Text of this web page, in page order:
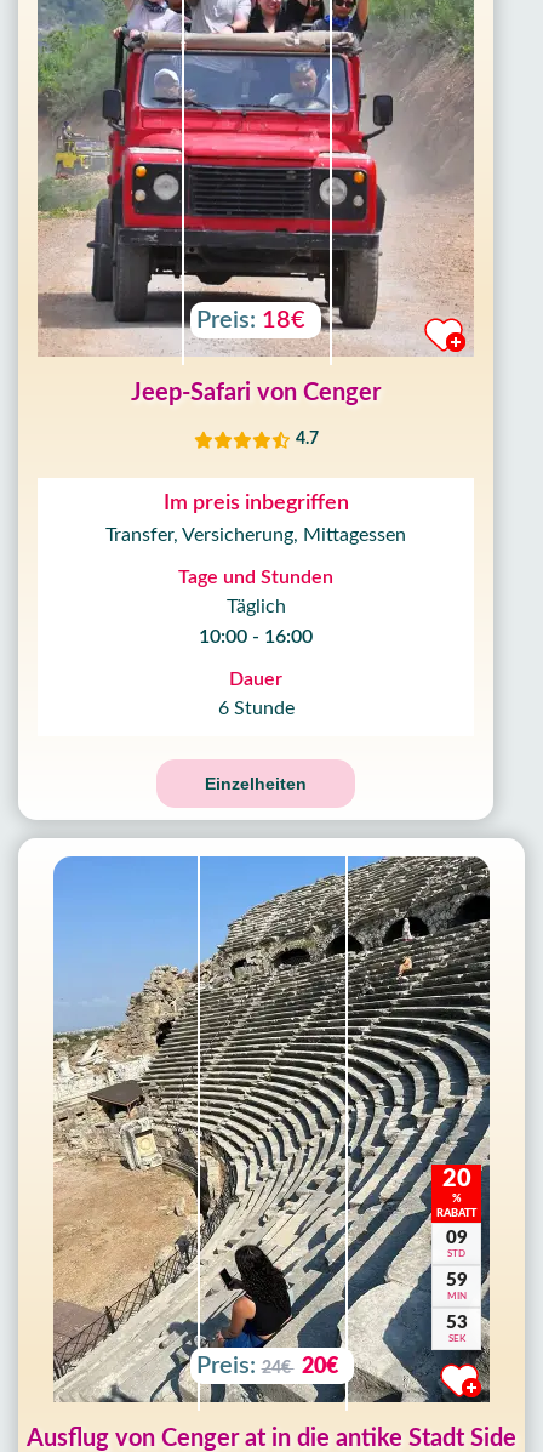
Preis: 18€
Jeep-Safari von Cenger
4.7
Im preis inbegriffen
Transfer, Versicherung, Mittagessen
Tage und Stunden
Täglich
10:00 - 16:00
Dauer
6 Stunde
Einzelheiten
20
%
RABATT
09
STD
59
MIN
50
SEK
Preis: 24€ 20€
Ausflug von Cenger at in die antike Stadt Side